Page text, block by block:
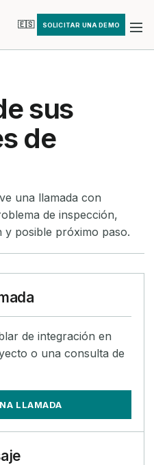
🇪🇸 SOLICITAR UNA DEMO
sus
de
una llamada con
de inspección,
posible próximo paso.
de integración en
o una consulta de
LLAMADA